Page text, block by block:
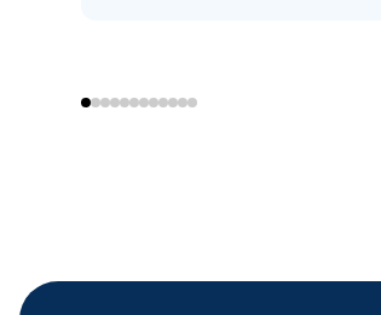
znacząco zwiększyć konwersję i